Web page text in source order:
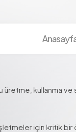
kullanma ve
için kritik